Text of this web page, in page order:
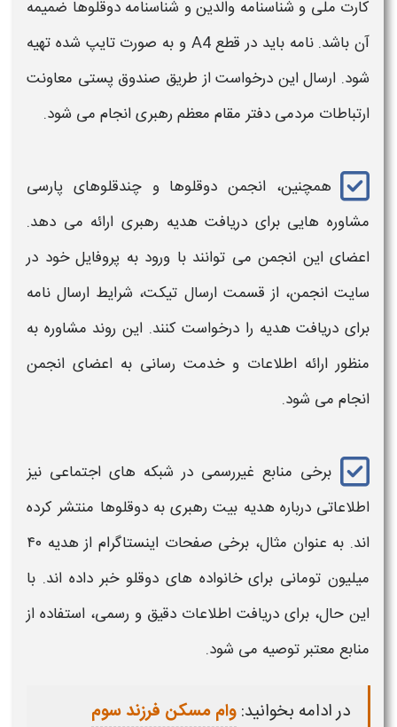
کارت ملی و شناسنامه والدین و شناسنامه دوقلوها ضمیمه
آن باشد. نامه باید در قطع A4 و به صورت تایپ شده تهیه
شود. ارسال این درخواست از طریق صندوق پستی معاونت
ارتباطات مردمی دفتر مقام معظم رهبری انجام می شود.
همچنین، انجمن دوقلوها و چندقلوهای پارسی
مشاوره هایی برای دریافت هدیه رهبری ارائه می دهد.
اعضای این انجمن می توانند با ورود به پروفایل خود در
سایت انجمن، از قسمت ارسال تیکت، شرایط ارسال نامه
برای دریافت هدیه را درخواست کنند. این روند مشاوره به
منظور ارائه اطلاعات و خدمت رسانی به اعضای انجمن
انجام می شود.
برخی منابع غیررسمی در شبکه های اجتماعی نیز
اطلاعاتی درباره هدیه بیت رهبری به دوقلوها منتشر کرده
اند. به عنوان مثال، برخی صفحات اینستاگرام از هدیه ۴۰
میلیون تومانی برای خانواده های دوقلو خبر داده اند. با
این حال، برای دریافت اطلاعات دقیق و رسمی، استفاده از
منابع معتبر توصیه می شود.
در ادامه بخوانید:وام مسکن فرزند سوم